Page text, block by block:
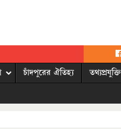
চাঁদপুরের ঐতিহ্য তথ্যপ্রযুক্তি